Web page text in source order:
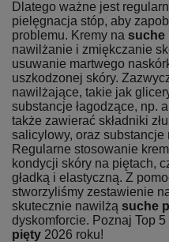
Dlatego ważne jest
pielęgnacja stóp, aby
problemu. Kremy na suche
nawilżanie i zmiękczanie
usuwanie martwego
uszkodzonej skóry.
nawilżające, takie jak
substancje łagodzące, np.
także zawierać składniki
salicylowy, oraz
Regularne stosowanie
kondycji skóry na piętach,
gładką i elastyczną. Z
stworzyliśmy zestawienie
skutecznie nawilżą suche
dyskomforcie. Poznaj Top
pięty 2026 roku!